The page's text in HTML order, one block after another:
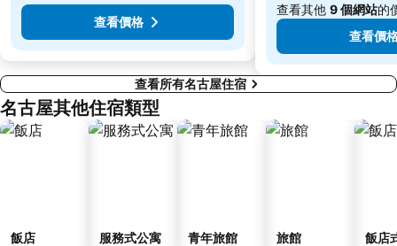
查看價格
查看其他 9 個網站的
查看價
查看所有名古屋住宿
名古屋其他住宿類型
飯店 服務式公寓 青年旅館 旅館 飯店